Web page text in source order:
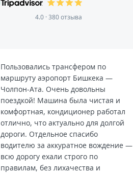
4.0 · 380 отзыва
Пользовались трансфером по
маршруту аэропорт Бишкека —
Чолпон-Ата. Очень довольны
поездкой! Машина была чистая и
комфортная, кондиционер работал
отлично, что актуально для долгой
дороги. Отдельное спасибо
водителю за аккуратное вождение —
всю дорогу ехали строго по
правилам, без лихачества и